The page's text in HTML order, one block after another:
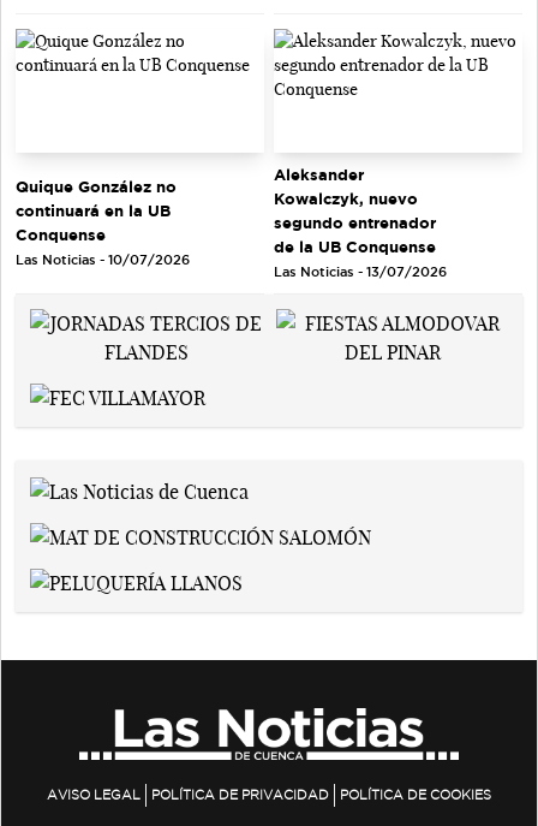
Quique González no
continuará en la UB
Conquense
Las Noticias - 10/07/2026
Aleksander
Kowalczyk, nuevo
segundo entrenador
de la UB Conquense
Las Noticias - 13/07/2026
AVISO LEGAL POLÍTICA DE PRIVACIDAD POLÍTICA DE COOKIES